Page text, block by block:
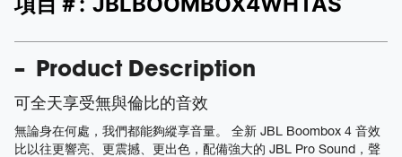
Product Description
可全天享受無與倫比的音效
無論身在何處，我們都能夠縱享音量。 全新 JBL Boombox 4 音效
比以往更響亮、更震撼、更出色，配備強大的 JBL Pro Sound，聲